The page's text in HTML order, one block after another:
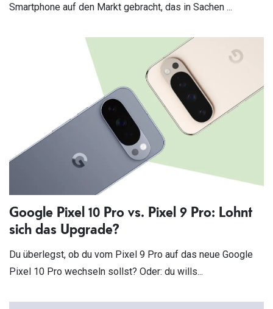
Smartphone auf den Markt gebracht, das in Sachen ...
Google Pixel 10 Pro vs. Pixel 9 Pro: Lohnt
sich das Upgrade?
Du überlegst, ob du vom Pixel 9 Pro auf das neue Google
Pixel 10 Pro wechseln sollst? Oder: du wills...